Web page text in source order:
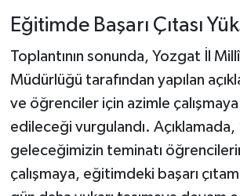
Eğitimde Başarı Çıtası
Toplantının sonunda, Yozgat İl
Müdürlüğü tarafından yapılan
ve öğrenciler için azimle
edileceği vurgulandı. Açıklamada,
geleceğimizin teminatı
çalışmaya, eğitimdeki başarı